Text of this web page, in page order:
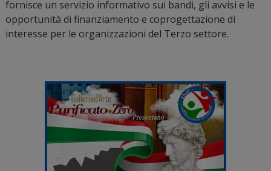
fornisce un servizio informativo sui bandi, gli avvisi e le
opportunità di finanziamento e coprogettazione di
interesse per le organizzazioni del Terzo settore.